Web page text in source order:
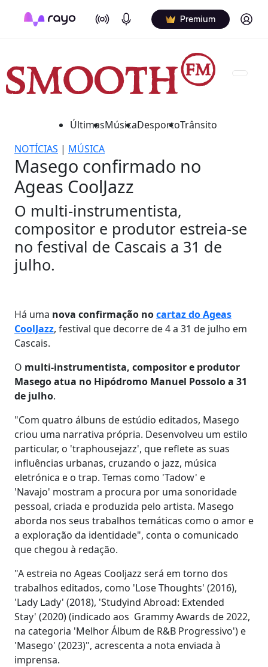
On Air Podcasts Premium Log in
ÚltimasMúsicaDesportoTrânsito
NOTÍCIAS | MÚSICA
Masego confirmado no
Ageas CoolJazz
O multi-instrumentista,
compositor e produtor estreia-se
no festival de Cascais a 31 de
julho.
Há uma nova confirmação nocartaz do Ageas
CoolJazz, festival que decorre de 4 a 31 de julho em
Cascais.
O multi-instrumentista, compositor e produtor
Masego atua no Hipódromo Manuel Possolo a 31
de julho.
"Com quatro álbuns de estúdio editados, Masego
criou uma narrativa própria. Desenvolveu um estilo
particular, o 'traphousejazz', que reflete as suas
influências urbanas, cruzando o jazz, música
eletrónica e o trap. Temas como 'Tadow' e
'Navajo' mostram a procura por uma sonoridade
pessoal, criada e produzida pelo artista. Masego
aborda nos seus trabalhos temáticas como o amor e
a exploração da identidade", conta o comunicado
que chegou à redação.
"A estreia no Ageas Cooljazz será em torno dos
trabalhos editados, como 'Lose Thoughts' (2016),
'Lady Lady' (2018), 'Studyind Abroad: Extended
Stay' (2020) (indicado aos Grammy Awards de 2022,
na categoria 'Melhor Álbum de R&B Progressivo') e
'Masego' (2023)", acrescenta a nota enviada à
imprensa.